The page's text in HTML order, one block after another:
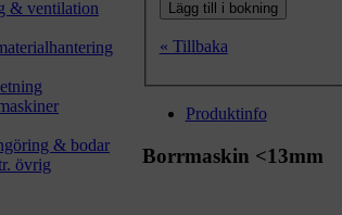
& ventilation
& bodar
övrig
Lägg till i bokning
« Tillbaka
Produktinfo
Borrmaskin <13mm